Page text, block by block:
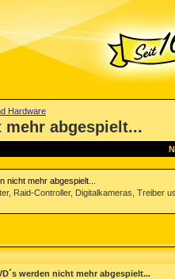
Hardware
mehr abgespielt...
nicht mehr abgespielt...
Raid-Controller, Digitalkameras, Treiber
werden nicht mehr abgespielt...